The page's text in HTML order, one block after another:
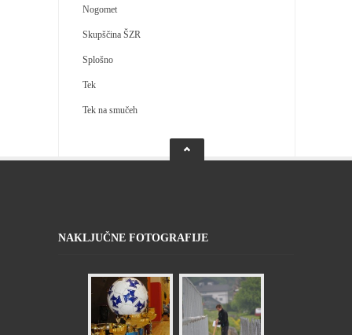
Nogomet
Skupščina ŠZR
Splošno
Tek
Tek na smučeh
NAKLJUČNE FOTOGRAFIJE